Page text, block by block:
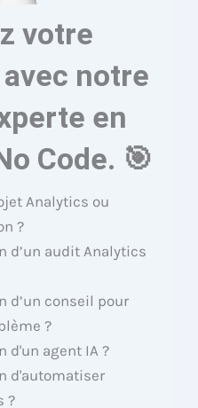
votre
notre
en
Code. 🎯
Analytics ou
?
d’un audit Analytics
d’un conseil pour
?
d'un agent IA ?
d'automatiser
?